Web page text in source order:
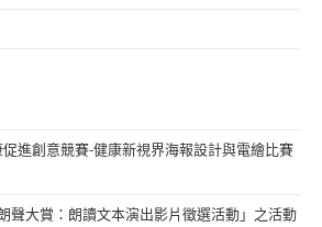
進創意競賽-健康新視界海報設計與電繪比賽
聲大賞：朗讀文本演出影片徵選活動」之活動